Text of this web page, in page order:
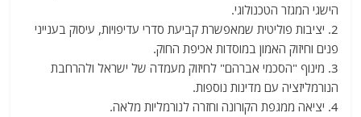
הישגי המגזר הטכנולוגי.
2. יציבות פוליטית שמאפשרת קביעת סדרי עדיפויות, עיסוק בענייני
פנים וחיזוק האמון במוסדות אכיפת החוק.
3. מינוף "הסכמי אברהם" לחיזוק מעמדה של ישראל ולהרחבת
הנורמליזציה עם מדינות נוספות.
4. יציאה ממגפת הקורונה וחזרה לנורמליות מלאה.